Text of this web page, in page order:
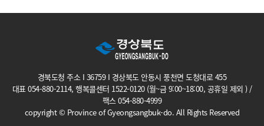
경북도청 주소 I 36759 I 경상북도 안동시 풍천면 도청대로 455
대표 054-880-2114, 행복콜센터 1522-0120 (월~금 9:00~18:00, 공휴일 제외 ) /
팩스 054-880-4999
copyright © Province of Gyeongsangbuk-do. All Rights Reserved